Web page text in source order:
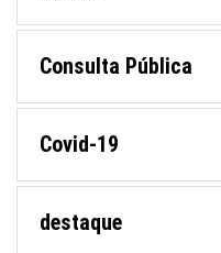
Consulta Pública
Covid-19
destaque